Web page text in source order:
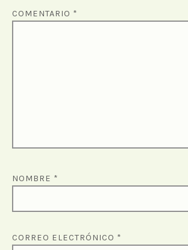
COMENTARIO *
NOMBRE *
CORREO ELECTRÓNICO *